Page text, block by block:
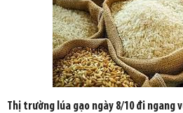
Thị trường lúa gạo ngày 8/10 đi ngang